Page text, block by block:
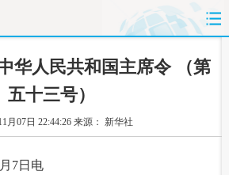
政 国际 财经
体育 人事
客 地方 法治
华人民共和国主席令 （第
五十三号）
月07日 22:44:26来源： 新华社
7日电